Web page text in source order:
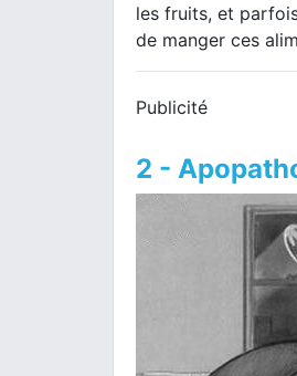
les fruits, et
de manger ces
Publicité
2 -